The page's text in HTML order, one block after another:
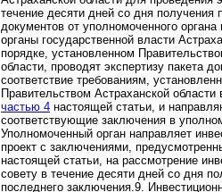
течение десяти дней со дня получения
документов от уполномоченного
органы государственной власти
порядке, установленном
области, проводят экспертизу пакета
соответствие требованиям,
Правительством Астраханской области
частью 4 настоящей статьи, и
соответствующие заключения в
Уполномоченный орган направляет
проект с заключениями,
настоящей статьи, на рассмотрение
совету в течение десяти дней со дня
последнего заключения.9.